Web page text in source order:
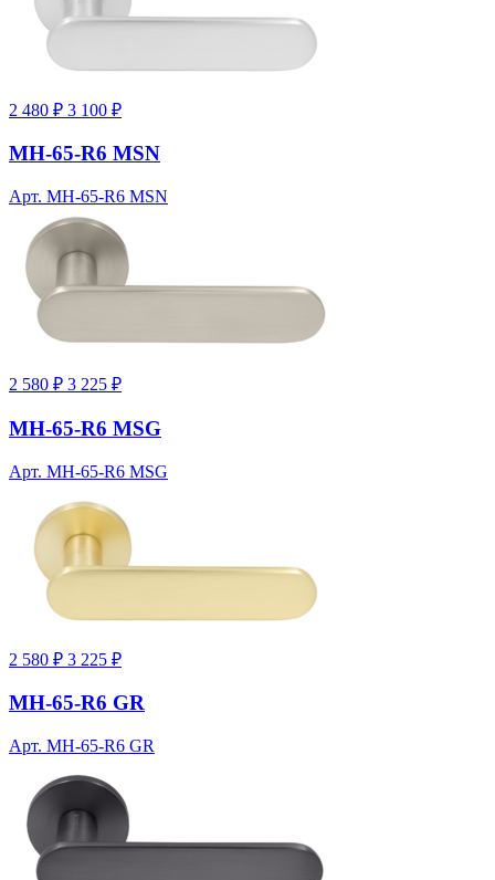
2 480 ₽ 3 100 ₽
MH-65-R6 MSN
Арт. MH-65-R6 MSN
2 580 ₽ 3 225 ₽
MH-65-R6 MSG
Арт. MH-65-R6 MSG
2 580 ₽ 3 225 ₽
MH-65-R6 GR
Арт. MH-65-R6 GR